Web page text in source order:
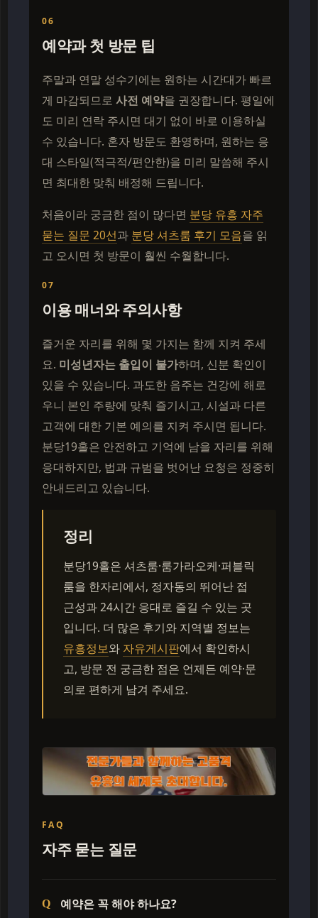
06
예약과 첫 방문 팁
주말과 연말 성수기에는 원하는 시간대가 빠르
게 마감되므로 사전 예약을 권장합니다. 평일에
도 미리 연락 주시면 대기 없이 바로 이용하실
수 있습니다. 혼자 방문도 환영하며, 원하는 응
대 스타일(적극적/편안한)을 미리 말씀해 주시
면 최대한 맞춰 배정해 드립니다.
처음이라 궁금한 점이 많다면 분당 유흥 자주
묻는 질문 20선과 분당 셔츠룸 후기 모음을 읽
고 오시면 첫 방문이 훨씬 수월합니다.
07
이용 매너와 주의사항
즐거운 자리를 위해 몇 가지는 함께 지켜 주세
요. 미성년자는 출입이 불가하며, 신분 확인이
있을 수 있습니다. 과도한 음주는 건강에 해로
우니 본인 주량에 맞춰 즐기시고, 시설과 다른
고객에 대한 기본 예의를 지켜 주시면 됩니다.
분당19홀은 안전하고 기억에 남을 자리를 위해
응대하지만, 법과 규범을 벗어난 요청은 정중히
안내드리고 있습니다.
정리
분당19홀은 셔츠룸·룸가라오케·퍼블릭
룸을 한자리에서, 정자동의 뛰어난 접
근성과 24시간 응대로 즐길 수 있는 곳
입니다. 더 많은 후기와 지역별 정보는
유흥정보와 자유게시판에서 확인하시
고, 방문 전 궁금한 점은 언제든 예약·문
의로 편하게 남겨 주세요.
FAQ
자주 묻는 질문
예약은 꼭 해야 하나요?